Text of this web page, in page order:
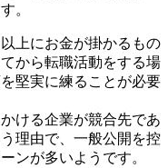
。
上にお金が掛かるもの
から転職活動をする場
堅実に練ることが必要
ける企業が競合先であ
理由で、一般公開を控
ンが多いようです。